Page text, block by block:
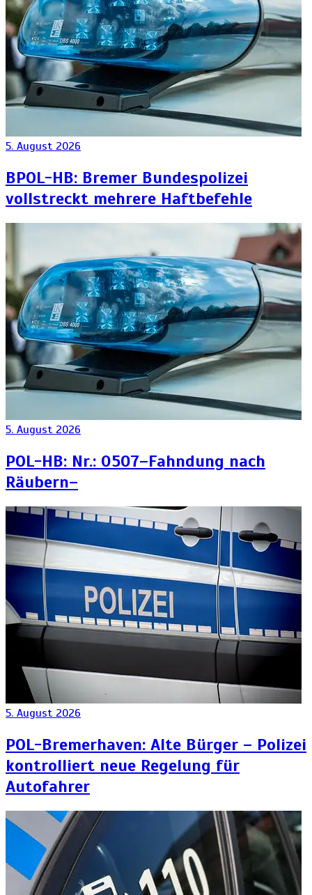
5. August 2026
BPOL-HB: Bremer Bundespolizei
vollstreckt mehrere Haftbefehle
5. August 2026
POL-HB: Nr.: 0507–Fahndung nach
Räubern–
5. August 2026
POL-Bremerhaven: Alte Bürger – Polizei
kontrolliert neue Regelung für
Autofahrer